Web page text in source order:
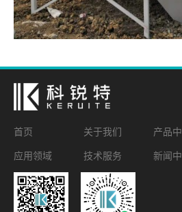
首页 关于我们 产品
应用领域 技术服务 新闻